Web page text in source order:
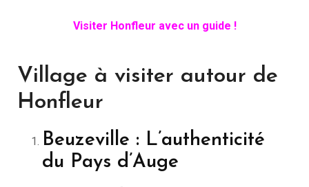
Visiter Honfleur avec un guide !
Village à visiter autour de
Honfleur
Beuzeville : L’authenticité
du Pays d’Auge